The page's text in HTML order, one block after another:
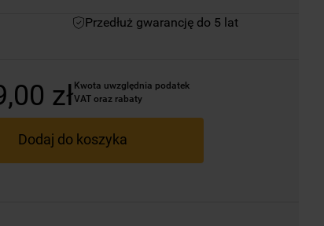
Przedłuż gwarancję do 5 lat
,00 złKwota uwzględnia podatek
VAT oraz rabaty
Dodaj do koszyka